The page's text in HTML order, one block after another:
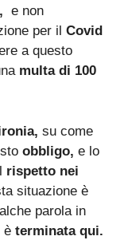
e non
per il Covid
a questo
multa di 100
su come
obbligo, e lo
rispetto nei
situazione è
parola in
è terminata qui.